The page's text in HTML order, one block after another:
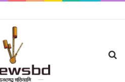
নতুন গান ‘Baljanggi’